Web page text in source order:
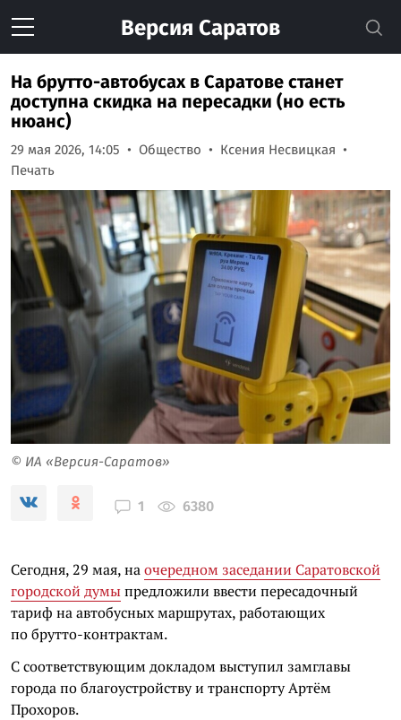
Версия Саратов
На брутто-автобусах в Саратове станет
доступна скидка на пересадки (но есть
нюанс)
29 мая 2026, 14:05 Общество
Ксения Несвицкая
Печать
© ИА «Версия-Саратов»
1 6380
Сегодня, 29 мая, наочередном заседании Саратовской
городской думыпредложили ввести пересадочный
тариф на автобусных маршрутах, работающих
по брутто-контрактам.
С соответствующим докладом выступил замглавы
города по благоустройству и транспорту Артём
Прохоров.